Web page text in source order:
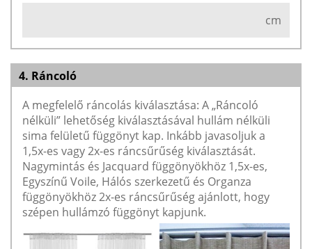
cm
4. Ráncoló
A megfelelő ráncolás kiválasztása: A „Ráncoló
nélküli” lehetőség kiválasztásával hullám nélküli
sima felületű függönyt kap. Inkább javasoljuk a
1,5x-es vagy 2x-es ráncsűrűség kiválasztását.
Nagymintás és Jacquard függönyökhöz 1,5x-es,
Egyszínű Voile, Hálós szerkezetű és Organza
függönyökhöz 2x-es ráncsűrűség ajánlott, hogy
szépen hullámzó függönyt kapjunk.